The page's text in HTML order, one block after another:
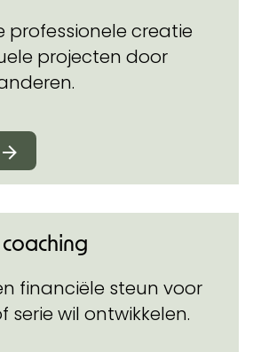
professionele creatie
projecten door
financiële steun voor
serie wil ontwikkelen.